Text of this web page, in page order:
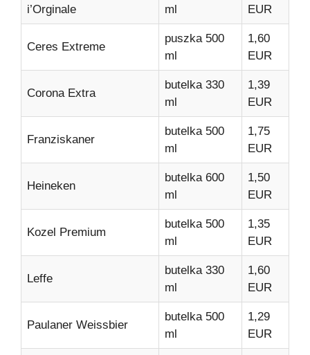
i’Orginale
ml
EUR
Ceres Extreme
puszka 500
ml
1,60
EUR
Corona Extra
butelka 330
ml
1,39
EUR
Franziskaner
butelka 500
ml
1,75
EUR
Heineken
butelka 600
ml
1,50
EUR
Kozel Premium
butelka 500
ml
1,35
EUR
Leffe
butelka 330
ml
1,60
EUR
Paulaner Weissbier
butelka 500
ml
1,29
EUR